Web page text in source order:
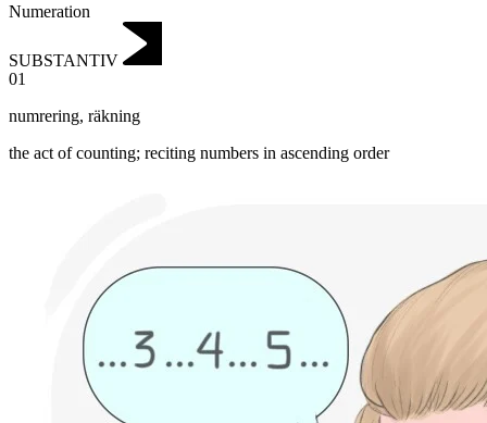
Numeration
SUBSTANTIV
01
numrering, räkning
the act of counting; reciting numbers in ascending order